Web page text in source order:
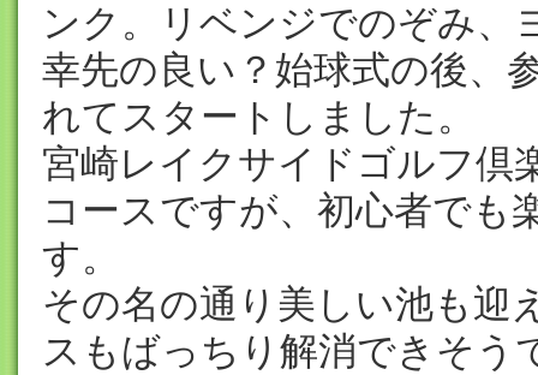
ンク。リベンジでのぞみ、
幸先の良い？始球式の後、
れてスタートしました。
宮崎レイクサイドゴルフ倶
コースですが、初心者でも
す。
その名の通り美しい池も迎
スもばっちり解消できそう